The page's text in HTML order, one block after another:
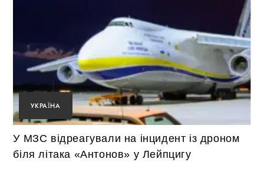
УКРАЇНА
У МЗС відреагували на інцидент із дроном
біля літака «Антонов» у Лейпцигу